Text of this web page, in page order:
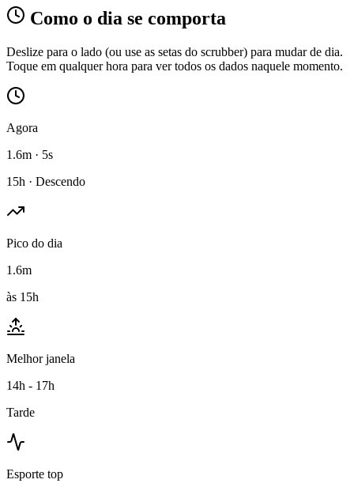
Como o dia se comporta
Deslize para o lado (ou use as setas do scrubber) para mudar de dia.
Toque em qualquer hora para ver todos os dados naquele momento.
Agora
1.6m · 5s
15h · Descendo
Pico do dia
1.6m
às 15h
Melhor janela
14h - 17h
Tarde
Esporte top